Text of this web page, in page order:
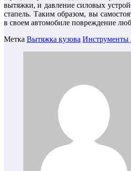
вытяжки, и давление силовых
стапель. Таким образом, вы
в своем автомобиле повреждение
Метка Вытяжка кузова